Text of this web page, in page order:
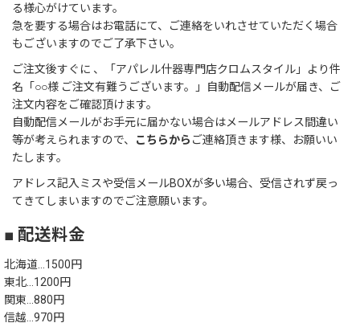
る様心がけています。
急を要する場合はお電話にて、ご連絡をいれさせていただく場合
もございますのでご了承下さい。
ご注文後すぐに 、「アパレル什器専門店クロムスタイル」より件
名「○○様 ご注文有難うございます。」自動配信メールが届き、ご
注文内容をご確認頂けます。
自動配信メールがお手元に届かない場合はメールアドレス間違い
等が考えられますので、
こちらから ご連絡頂きます様、お願いい
たします。
アドレス記入ミスや受信メールBOXが多い場合、受信されず戻っ
てきてしまいますのでご注意願います。
■ 配送料金
北海道…1500円
東北…1200円
関東…880円
信越…970円